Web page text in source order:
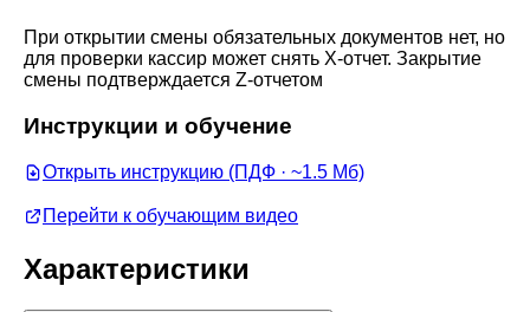
При открытии смены обязательных документов нет, но
для проверки кассир может снять X-отчет. Закрытие
смены подтверждается Z-отчетом
Инструкции и обучение
Открыть инструкцию (ПДФ · ~1.5 Мб)
Перейти к обучающим видео
Характеристики